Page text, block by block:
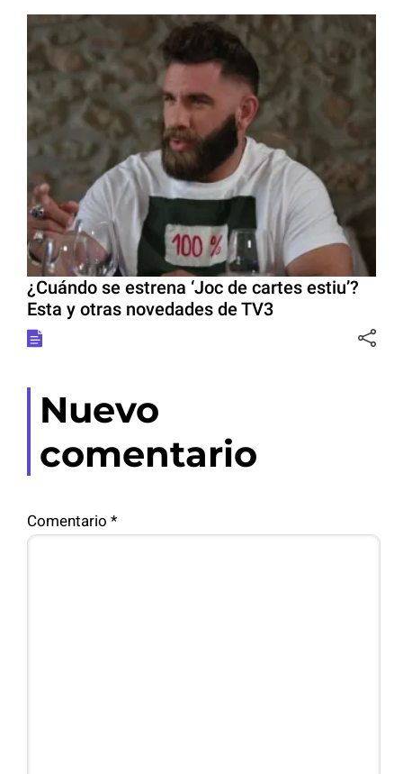
¿Cuándo se estrena ‘Joc de cartes estiu’?
Esta y otras novedades de TV3
Nuevo
comentario
Comentario *